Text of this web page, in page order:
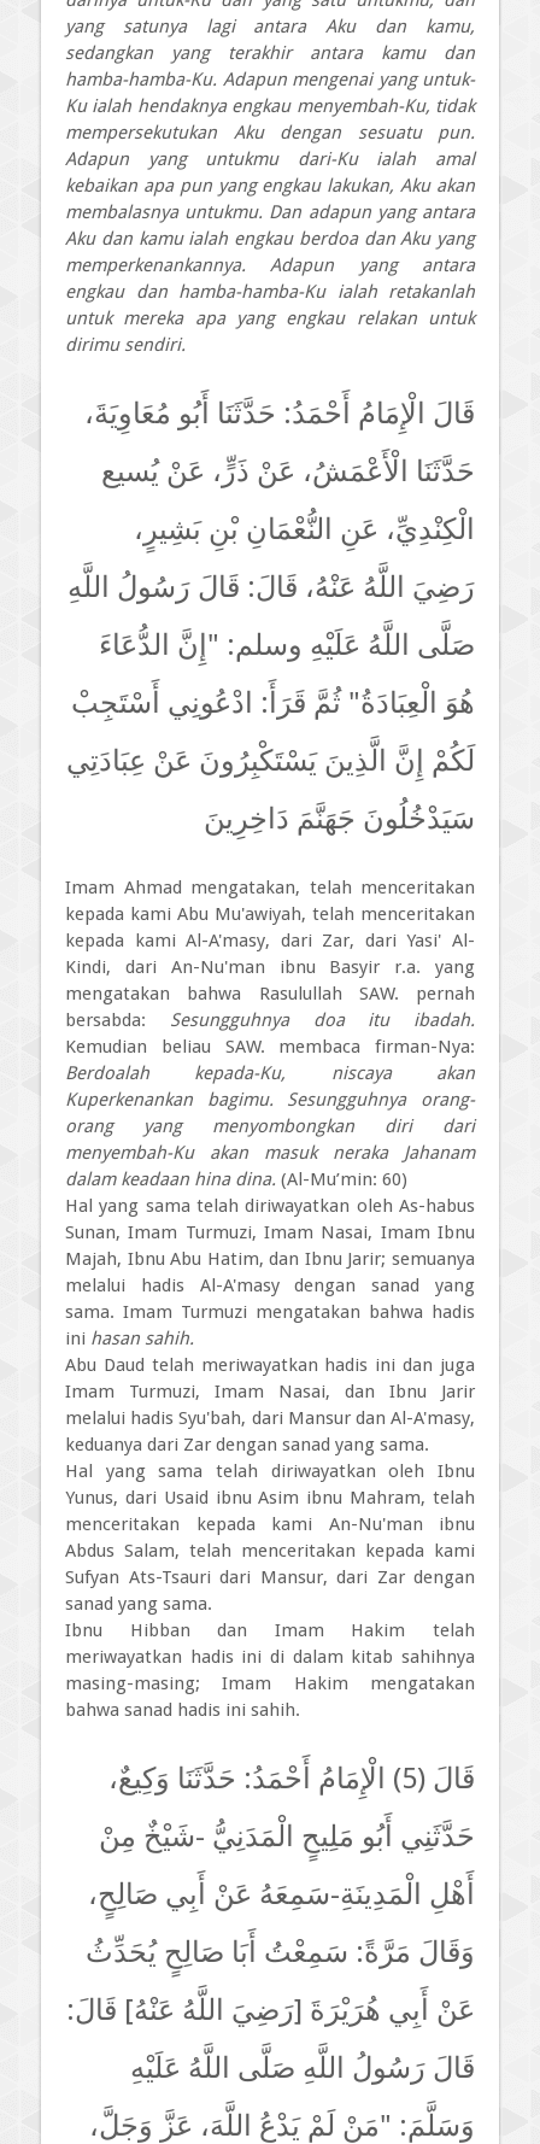
yang satunya lagi antara Aku dan kamu,
sedangkan yang terakhir antara kamu dan
hamba-hamba-Ku. Adapun mengenai yang untuk-
Ku ialah hendaknya engkau menyembah-Ku, tidak
mempersekutukan Aku dengan sesuatu pun.
Adapun yang untukmu dari-Ku ialah amal
kebaikan apa pun yang engkau lakukan, Aku akan
membalasnya untukmu. Dan adapun yang antara
Aku dan kamu ialah engkau berdoa dan Aku yang
memperkenankannya. Adapun yang antara
engkau dan hamba-hamba-Ku ialah retakanlah
untuk mereka apa yang engkau relakan untuk
dirimu sendiri.
قَالَ الْإِمَامُ أَحْمَدُ: حَدَّثَنَا أَبُو مُعَاوِيَةَ،
حَدَّثَنَا الْأَعْمَشُ، عَنْ ذَرٍّ، عَنْ يُسيع
الْكِنْدِيِّ، عَنِ النُّعْمَانِ بْنِ بَشِيرٍ،
رَضِيَ اللَّهُ عَنْهُ، قَالَ: قَالَ رَسُولُ اللَّهِ
صَلَّى اللَّهُ عَلَيْهِ وسلم: "إِنَّ الدُّعَاءَ
هُوَ الْعِبَادَةُ" ثُمَّ قَرَأَ: ادْعُونِي أَسْتَجِبْ
لَكُمْ إِنَّ الَّذِينَ يَسْتَكْبِرُونَ عَنْ عِبَادَتِي
سَيَدْخُلُونَ جَهَنَّمَ دَاخِرِينَ
Imam Ahmad mengatakan, telah menceritakan
kepada kami Abu Mu'awiyah, telah menceritakan
kepada kami Al-A'masy, dari Zar, dari Yasi' Al-
Kindi, dari An-Nu'man ibnu Basyir r.a. yang
mengatakan bahwa Rasulullah SAW. pernah
bersabda: Sesungguhnya doa itu ibadah.
Kemudian beliau SAW. membaca firman-Nya:
Berdoalah kepada-Ku, niscaya akan
Kuperkenankan bagimu. Sesungguhnya orang-
orang yang menyombongkan diri dari
menyembah-Ku akan masuk neraka Jahanam
dalam keadaan hina dina. (Al-Mu’min: 60)
Hal yang sama telah diriwayatkan oleh As-habus
Sunan, Imam Turmuzi, Imam Nasai, Imam Ibnu
Majah, Ibnu Abu Hatim, dan Ibnu Jarir; semuanya
melalui hadis Al-A'masy dengan sanad yang
sama. Imam Turmuzi mengatakan bahwa hadis
ini hasan sahih.
Abu Daud telah meriwayatkan hadis ini dan juga
Imam Turmuzi, Imam Nasai, dan Ibnu Jarir
melalui hadis Syu'bah, dari Mansur dan Al-A'masy,
keduanya dari Zar dengan sanad yang sama.
Hal yang sama telah diriwayatkan oleh Ibnu
Yunus, dari Usaid ibnu Asim ibnu Mahram, telah
menceritakan kepada kami An-Nu'man ibnu
Abdus Salam, telah menceritakan kepada kami
Sufyan Ats-Tsauri dari Mansur, dari Zar dengan
sanad yang sama.
Ibnu Hibban dan Imam Hakim telah
meriwayatkan hadis ini di dalam kitab sahihnya
masing-masing; Imam Hakim mengatakan
bahwa sanad hadis ini sahih.
قَالَ (5) الْإِمَامُ أَحْمَدُ: حَدَّثَنَا وَكِيعٌ،
حَدَّثَنِي أَبُو مَلِيحٍ الْمَدَنِيُّ -شَيْخٌ مِنْ
أَهْلِ الْمَدِينَةِ-سَمِعَهُ عَنْ أَبِي صَالِحٍ،
وَقَالَ مَرَّةً: سَمِعْتُ أَبَا صَالِحٍ يُحَدِّثُ
عَنْ أَبِي هُرَيْرَةَ [رَضِيَ اللَّهُ عَنْهُ] قَالَ:
قَالَ رَسُولُ اللَّهِ صَلَّى اللَّهُ عَلَيْهِ
وَسَلَّمَ: "مَنْ لَمْ يَدْعُ اللَّهَ، عَزَّ وَجَلَّ،